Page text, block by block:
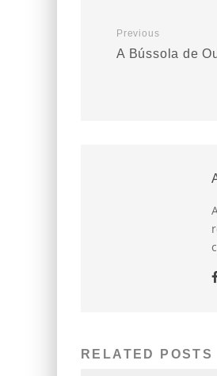
Previous
A Bússola de
RELATED POSTS